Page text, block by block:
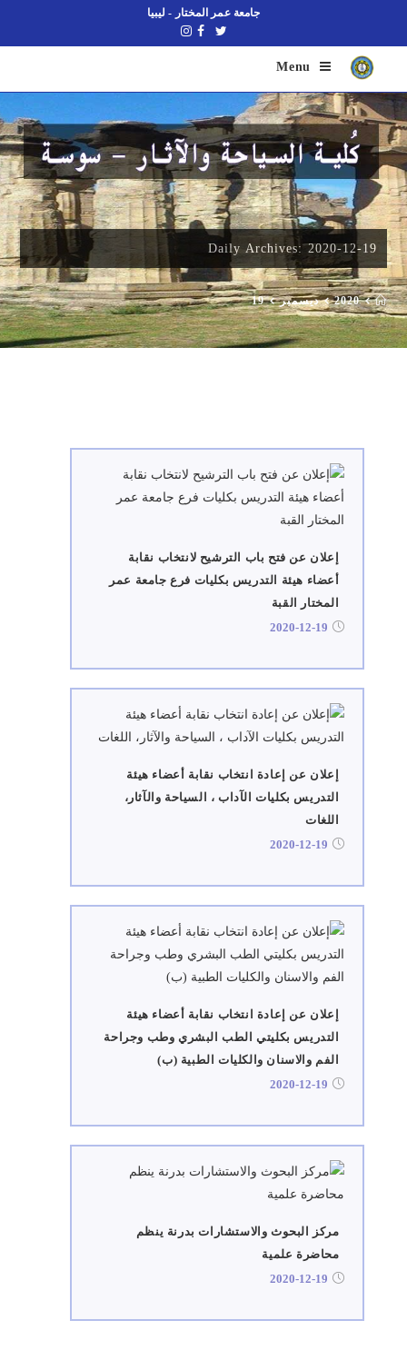
جامعة عمر المختار - ليبيا
Menu
Daily Archives: 2020-12-19
2020 ديسمبر 19
إعلان عن فتح باب الترشيح لانتخاب نقابة
أعضاء هيئة التدريس بكليات فرع جامعة عمر
المختار القبة
2020-12-19
إعلان عن إعادة انتخاب نقابة أعضاء هيئة
التدريس بكليات الآداب ، السياحة والآثار،
اللغات
2020-12-19
إعلان عن إعادة انتخاب نقابة أعضاء هيئة
التدريس بكليتي الطب البشري وطب وجراحة
الفم والاسنان والكليات الطبية (ب)
2020-12-19
مركز البحوث والاستشارات بدرنة ينظم
محاضرة علمية
2020-12-19